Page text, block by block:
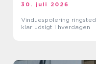
30. juli 2026
Vinduespolering ringsted
klar udsigt i hverdagen